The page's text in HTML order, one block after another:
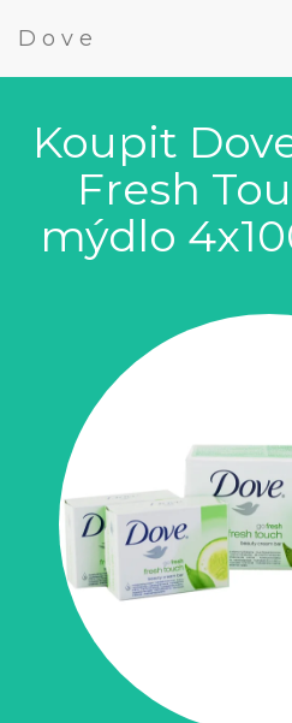
Dove
Koupit
Fresh
mýdlo